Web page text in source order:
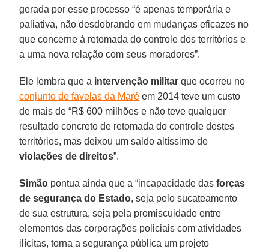
gerada por esse processo “é apenas temporária e
paliativa, não desdobrando em mudanças eficazes no
que concerne à retomada do controle dos territórios e
a uma nova relação com seus moradores”.
Ele lembra que a intervenção militar que ocorreu no
conjunto de favelas da Maré em 2014 teve um custo
de mais de “R$ 600 milhões e não teve qualquer
resultado concreto de retomada do controle destes
territórios, mas deixou um saldo altíssimo de
violações de direitos”.
Simão pontua ainda que a “incapacidade dasforças
de segurança do Estado, seja pelo sucateamento
de sua estrutura, seja pela promiscuidade entre
elementos das corporações policiais com atividades
ilícitas, torna a segurança pública um projeto